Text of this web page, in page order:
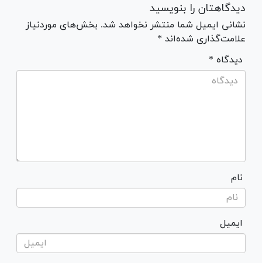
دیدگاهتان را بنویسید
نشانی ایمیل شما منتشر نخواهد شد. بخش‌های موردنیاز
علامت‌گذاری شده‌اند *
* دیدگاه
نام
ایمیل